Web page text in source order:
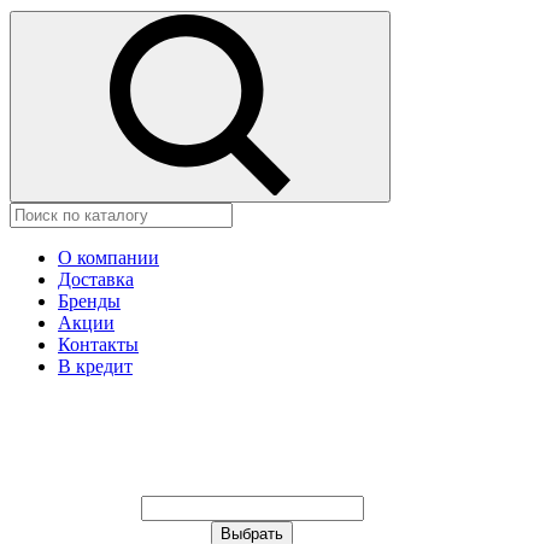
О компании
Доставка
Бренды
Акции
Контакты
В кредит